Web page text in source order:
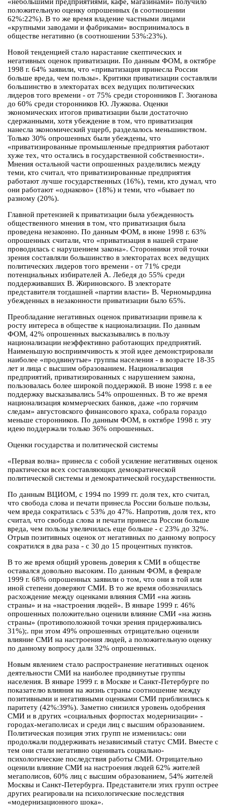
положительную оценку опрошенных (в соотношении
62%:22%). В то же время владение частными лицами
«крупными заводами и фабриками» воспринималось в
обществе негативно (в соотношении 53%:23%).
Новой тенденцией стало нарастание скептических и
негативных оценок приватизации. По данным ФОМ, в октябре
1998 г. 64% заявили, что «приватизация принесла России
больше вреда, чем пользы». Критики приватизации составляли
большинство в электоратах всех ведущих политических
лидеров того времени - от 75% среди сторонников Г. Зюганова
до 60% среди сторонников Ю. Лужкова. Оценки
экономических итогов приватизации были достаточно
сдержанными, хотя убеждение в том, что приватизация
нанесла экономический ущерб, разделалось меньшинством.
Только 30% опрошенных были убеждены, что
«приватизированные промышленные предприятия работают
хуже тех, что остались в государственной собственности».
Мнения остальной части опрошенных разделились между
теми, кто считал, что приватизированные предприятия
работают лучше государственных (16%), теми, кто думал, что
они работают «однаково» (18%) и теми, что «бывает по
разному (20%).
Главной претензией к приватизации была убежденность
общественного мнения в том, что приватизация была
проведена незаконно. По данным ФОМ, в июне 1998 г. 63%
опрошенных считали, что «приватизация в нашей стране
проводилась с нарушением закона». Сторонники этой точки
зрения составляли большинство в электоратах всех ведущих
политических лидеров того времени - от 71% среди
потенциальных избирателей А. Лебедя до 55% среди
поддерживавших В. Жириновского. В электорате
представителя тогдашней «партии власти» В. Черномырдина
убежденных в незаконности приватизации было 65%.
Преобладание негативных оценок приватизации привела к
росту интереса в обществе к национализации. По данным
ФОМ, 42% опрошенных высказывались в пользу
национализации неэффективно работающих предприятий.
Наименьшую восприимчивость к этой идее демонстрировали
наиболее «продвинутые» группы населения - в возрасте 18-35
лет и лица с высшим образованием. Национализация
предприятий, приватизированных с нарушением закона,
пользовалась более широкой поддержкой. В июне 1998 г. в ее
поддержку высказывались 54% опрошенных. В то же время
национализация коммерческих банков, даже «по горячим
следам» августовского финансового краха, собрала гораздо
меньше сторонников. По данным ФОМ, в октябре 1998 г. эту
идею поддержали только 36% опрошенных.
Оценки государства и политической системы
«Первая волна» принесла с собой усиление негативных оценок
практически всех составляющих демократической
политической системы и демократической государственности.
По данным ВЦИОМ, с 1994 по 1999 гг. доля тех, кто считал,
что свобода слова и печати принесла России больше пользы,
чем вреда сократилась с 53% до 47%. Напротив, доля тех, кто
считал, что свобода слова и печати принесла России больше
вреда, чем пользы увеличилась еще больше - с 23% до 32%.
Отрыв позитивных оценок от негативных по данному вопросу
сократился в два раза - с 30 до 15 процентных пунктов.
В то же время общий уровень доверия к СМИ в обществе
оставался довольно высоким. По данным ФОМ, в феврале
1999 г. 68% опрошенных заявили о том, что они в той или
иной степени доверяют СМИ. В то же время обозначилась
расхождение между оценками влияния СМИ «на жизнь
страны» и на «настроения людей». В январе 1999 г. 46%
опрошенных положительно оценили влияние СМИ «на жизнь
страны» (противоположной точки зрения придерживались
31%);. при этом 49% опрошенных отрицательно оценили
влияние СМИ на настроения людей, а положительную оценку
по данному вопросу дали 32% опрошенных.
Новым явлением стало распространение негативных оценок
деятельности СМИ на наиболее продвинутые группы
населения. В январе 1999 г. в Москве и Санкт-Петербурге по
показателю влияния на жизнь страны соотношение между
позитивными и негативными оценками СМИ приблизились к
паритету (42%:39%). Заметно снизился уровень одобрения
СМИ и в других «социальных форпостах модернизации» -
городах-мегаполисах и среди лиц с высшим образованием.
Политическая позиция этих групп не изменилась: они
продолжали поддерживать независимый статус СМИ. Вместе с
тем они стали негативно оценивать социально-
психологические последствия работы СМИ. Отрицательно
оценили влияние СМИ на настроения людей 62% жителей
мегаполисов, 60% лиц с высшим образованием, 54% жителей
Москвы и Санкт-Петербурга. Представители этих групп острее
других реагировали на психологические последствия
«модернизационного шока».